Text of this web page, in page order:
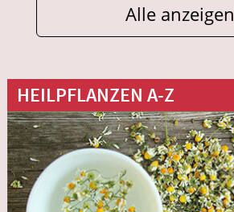
Alle anzeigen
HEILPFLANZEN A-Z